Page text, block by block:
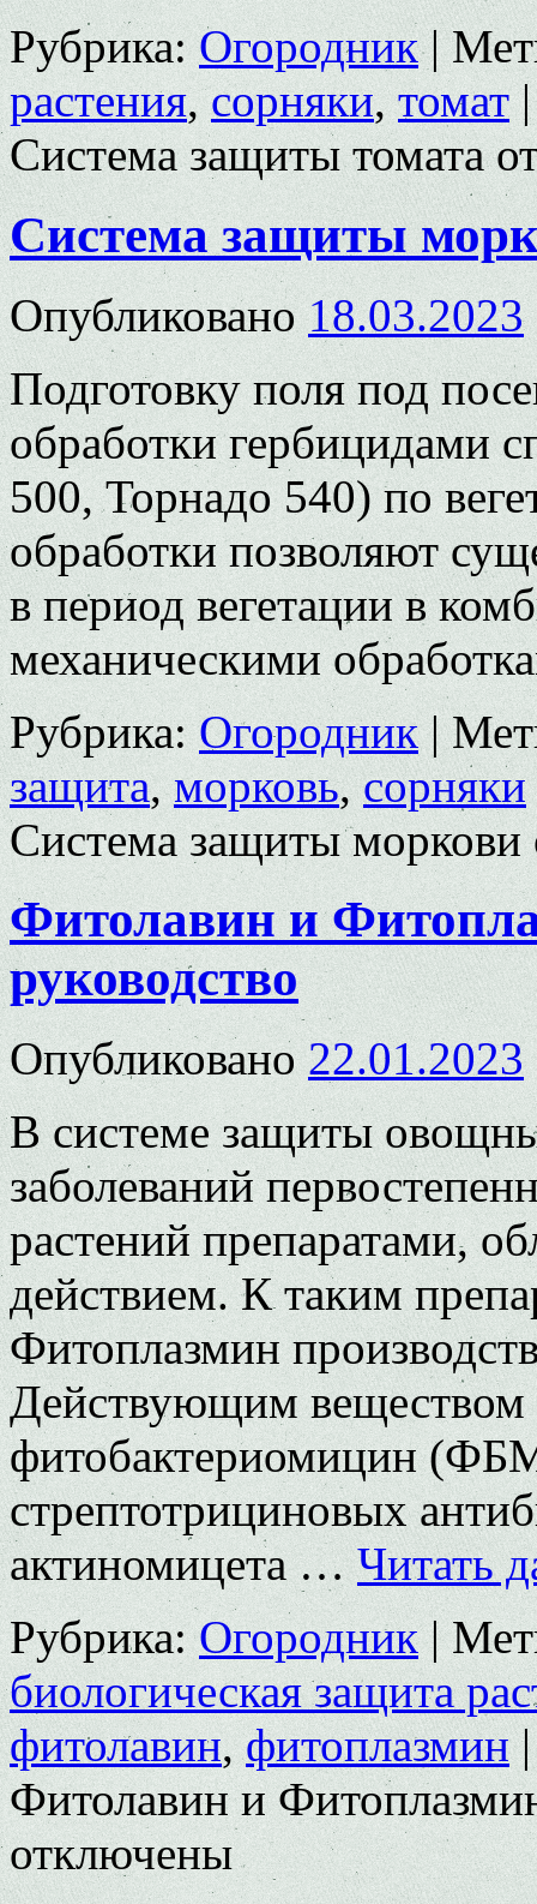
Рубрика: Огородник |
растения,сорняки,томат |
Система защиты томата
Система защиты
Опубликовано 18.03.2023
Подготовку поля под
обработки гербицидами
500, Торнадо 540) по
обработки позволяют
в период вегетации в
механическими
Рубрика: Огородник |
защита,морковь,сорняки
Система защиты моркови
Фитолавин и
руководство
Опубликовано 22.01.2023
В системе защиты
заболеваний
растений препаратами,
действием. К таким
Фитоплазмин
Действующим веществом
фитобактериомицин
стрептотрициновых
актиномицета …Читать
Рубрика: Огородник |
биологическая защита
фитолавин,фитоплазмин |
Фитолавин и
отключены